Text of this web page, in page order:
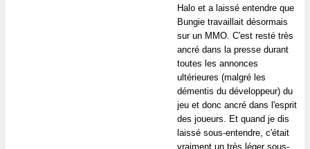
Halo et a laissé entendre que
Bungie travaillait désormais
sur un MMO. C'est resté très
ancré dans la presse durant
toutes les annonces
ultérieures (malgré les
démentis du développeur) du
jeu et donc ancré dans l'esprit
des joueurs. Et quand je dis
laissé sous-entendre, c'était
vraiment un très léger sous-